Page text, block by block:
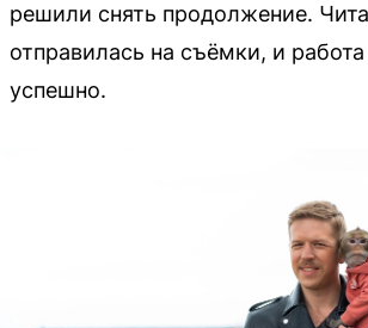
решили снять продолжение.
отправилась на съёмки, и
успешно.